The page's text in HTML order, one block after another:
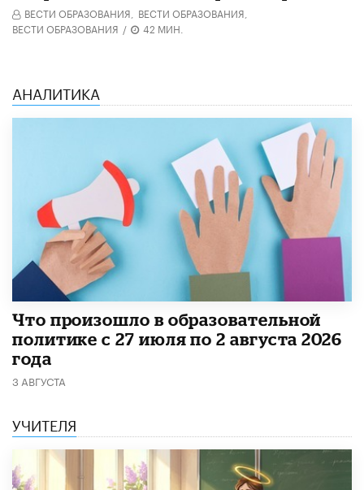
ВЕСТИ ОБРАЗОВАНИЯ, ВЕСТИ ОБРАЗОВАНИЯ,
ВЕСТИ ОБРАЗОВАНИЯ / 42 МИН.
АНАЛИТИКА
​Что произошло в образовательной
политике с 27 июля по 2 августа 2026
года
3 АВГУСТА
УЧИТЕЛЯ